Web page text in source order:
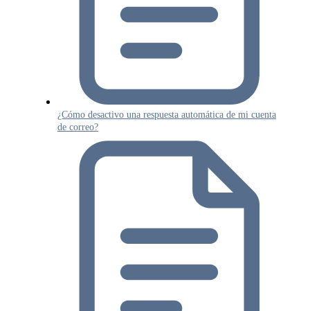
¿Cómo desactivo una respuesta automática de mi cuenta
de correo?